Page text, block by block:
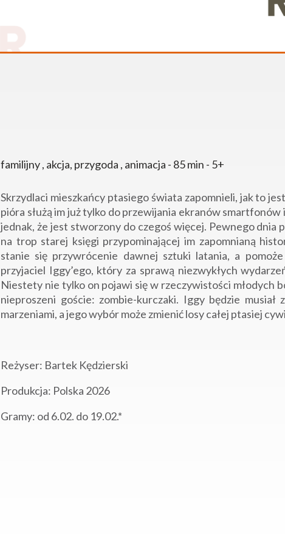
familijny , akcja, przygoda , animacja - 85 min - 5+
Skrzydlaci mieszkańcy ptasiego świata zapomnieli, jak to
pióra służą im już tylko do przewijania ekranów
jednak, że jest stworzony do czegoś więcej. Pewnego dnia
na trop starej księgi przypominającej im zapomnianą
stanie się przywrócenie dawnej sztuki latania, a
przyjaciel Iggy’ego, który za sprawą niezwykłych
Niestety nie tylko on pojawi się w rzeczywistości młodych
nieproszeni goście: zombie-kurczaki. Iggy będzie musiał
marzeniami, a jego wybór może zmienić losy całej ptasiej
Reżyser: Bartek Kędzierski
Produkcja: Polska 2026
Gramy: od 6.02. do 19.02.*